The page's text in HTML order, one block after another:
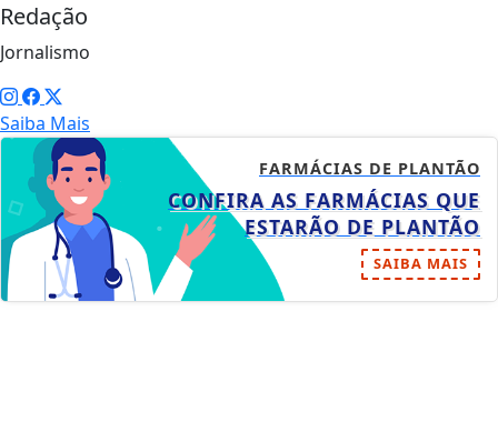
Redação
Jornalismo
Saiba Mais
FARMÁCIAS DE PLANTÃO
CONFIRA AS FARMÁCIAS QUE
ESTARÃO DE PLANTÃO
SAIBA MAIS